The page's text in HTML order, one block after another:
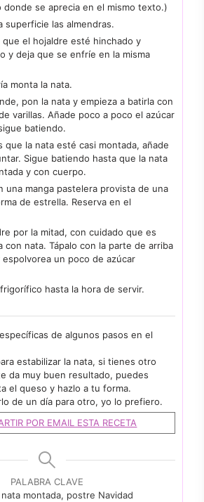
donde se aprecia en el mismo texto.)
superficie las almendras.
que el hojaldre esté hinchado y
y deja que se enfríe en la misma
monta la nata.
pon la nata y empieza a batirla con
varillas. Añade poco a poco el azúcar
batiendo.
que la nata esté casi montada, añade
Sigue batiendo hasta que la nata
y con cuerpo.
una manga pastelera provista de una
de estrella. Reserva en el
por la mitad, con cuidado que es
con nata. Tápalo con la parte de arriba
un poco de azúcar
hasta la hora de servir.
de algunos pasos en el
estabilizar la nata, si tienes otro
da muy buen resultado, puedes
el queso y hazlo a tu forma.
de un día para otro, yo lo prefiero.
POR EMAIL ESTA RECETA
PALABRA CLAVE
montada, postre Navidad